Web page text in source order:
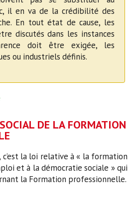
il en va de la crédibilité des
En tout état de cause, les
discutés dans les instances
doit être exigée, les
ou industriels définis.
DE LA FORMATION
c’est la loi relative à « la formation
et à la démocratie sociale » qui
la Formation professionnelle.